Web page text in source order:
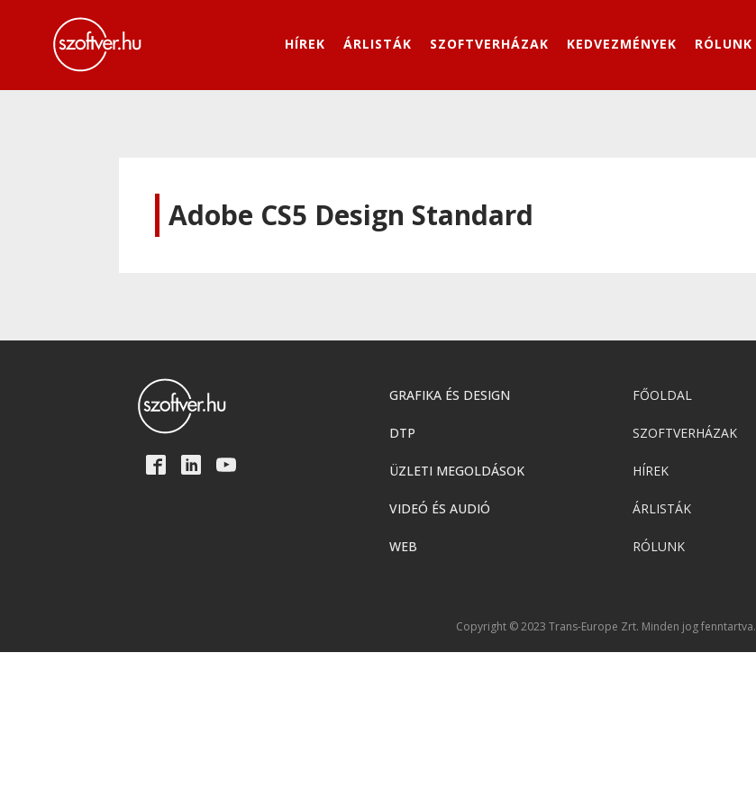
HÍREK ÁRLISTÁK SZOFTVERHÁZAK KEDVEZMÉNYEK RÓLUNK
Adobe CS5 Design Standard
GRAFIKA ÉS DESIGN
DTP
ÜZLETI MEGOLDÁSOK
VIDEÓ ÉS AUDIÓ
WEB
FŐOLDAL
SZOFTVERHÁZAK
HÍREK
ÁRLISTÁK
RÓLUNK
Copyright © 2023 Trans-Europe Zrt. Minden jog fenntartva.